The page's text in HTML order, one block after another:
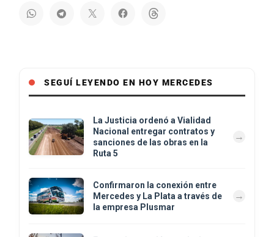
SEGUÍ LEYENDO EN HOY MERCEDES
La Justicia ordenó a Vialidad
Nacional entregar contratos y
sanciones de las obras en la
Ruta 5
Confirmaron la conexión entre
Mercedes y La Plata a través de
la empresa Plusmar